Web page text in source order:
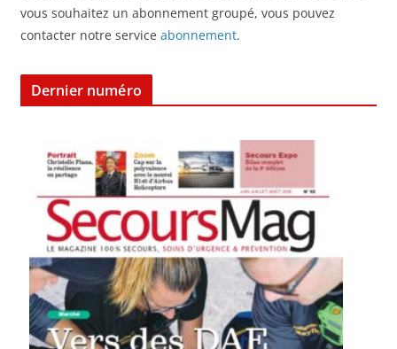
vous souhaitez un abonnement groupé, vous pouvez
contacter notre service abonnement.
Dernier numéro